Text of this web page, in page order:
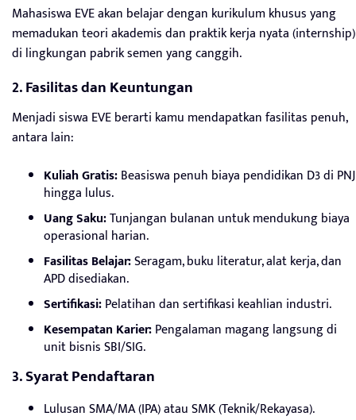
Mahasiswa EVE akan belajar dengan kurikulum khusus yang
memadukan teori akademis dan praktik kerja nyata (internship)
di lingkungan pabrik semen yang canggih.
2. Fasilitas dan Keuntungan
Menjadi siswa EVE berarti kamu mendapatkan fasilitas penuh,
antara lain:
Kuliah Gratis:Beasiswa penuh biaya pendidikan D3 di PNJ
hingga lulus.
Uang Saku:Tunjangan bulanan untuk mendukung biaya
operasional harian.
Fasilitas Belajar:Seragam, buku literatur, alat kerja, dan
APD disediakan.
Sertifikasi:Pelatihan dan sertifikasi keahlian industri.
Kesempatan Karier:Pengalaman magang langsung di
unit bisnis SBI/SIG.
3. Syarat Pendaftaran
Lulusan SMA/MA (IPA) atau SMK (Teknik/Rekayasa).